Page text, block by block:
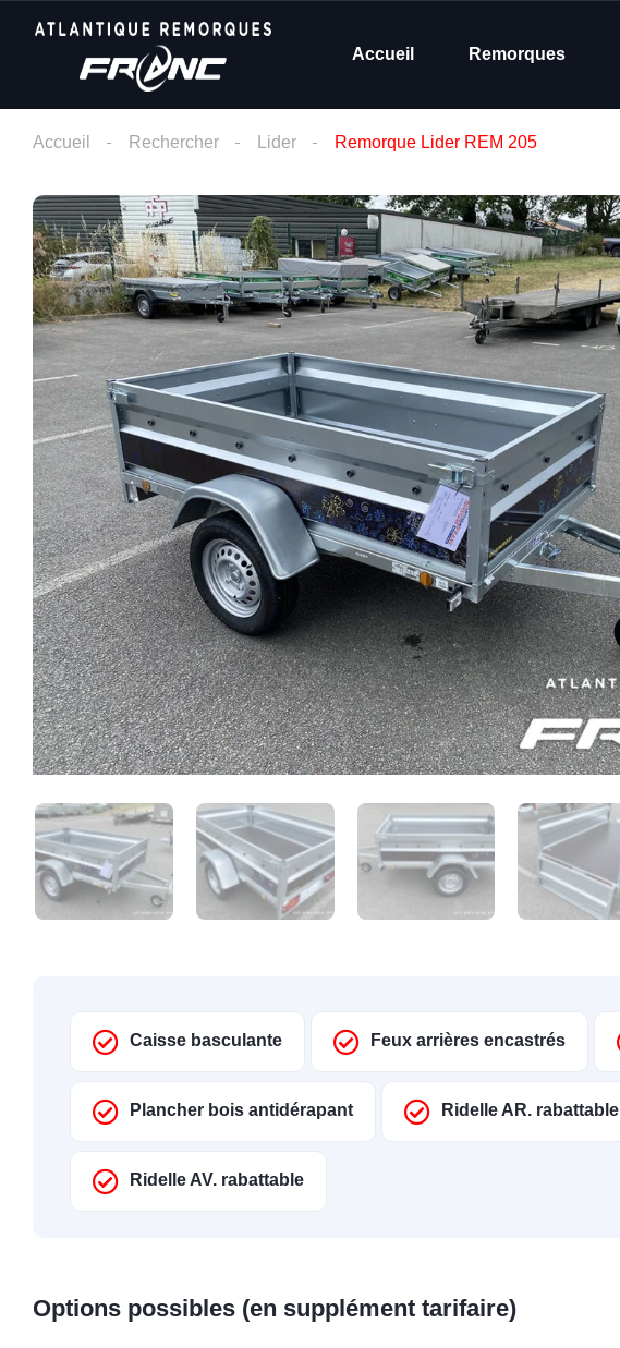
Accueil Remorques
Accueil Rechercher Lider Remorque Lider REM 205
Caisse basculante Feux arrières encastrés
Plancher bois antidérapant Ridelle AR. rabattable
Ridelle AV. rabattable
Options possibles (en supplément tarifaire)